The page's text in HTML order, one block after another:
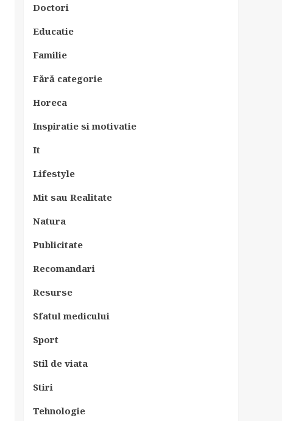
Doctori
Educatie
Familie
Fără categorie
Horeca
Inspiratie si motivatie
It
Lifestyle
Mit sau Realitate
Natura
Publicitate
Recomandari
Resurse
Sfatul medicului
Sport
Stil de viata
Stiri
Tehnologie